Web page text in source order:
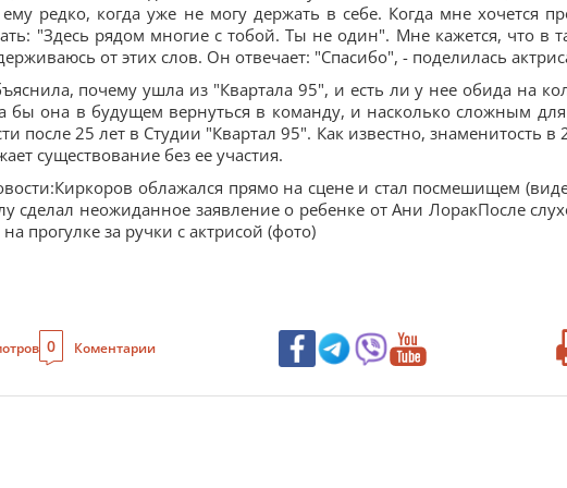
редко, когда уже не могу держать в себе. Когда мне хочется
"Здесь рядом многие с тобой. Ты не один". Мне кажется, что в
от этих слов. Он отвечает: "Спасибо", - поделилась
почему ушла из "Квартала 95", и есть ли у нее обида на
бы она в будущем вернуться в команду, и насколько сложным
после 25 лет в Студии "Квартал 95". Как известно, знаменитость в
существование без ее участия.
облажался прямо на сцене и стал посмешищем
сделал неожиданное заявление о ребенке от Ани ЛоракПосле
прогулке за ручки с актрисой (фото)
0 Коментарии